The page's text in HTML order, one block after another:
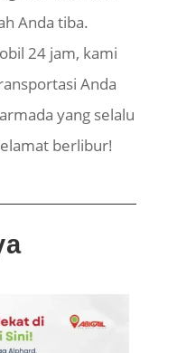
Anda tiba.
24 jam, kami
Anda
yang selalu
berlibur!